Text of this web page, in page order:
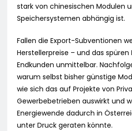
stark von chinesischen Modulen
Speichersystemen abhängig ist.
Fallen die Export-Subventionen
Herstellerpreise – und das
Endkunden unmittelbar.
warum selbst bisher günstige
wie sich das auf Projekte von
Gewerbebetrieben auswirkt und
Energiewende dadurch in
unter Druck geraten könnte.